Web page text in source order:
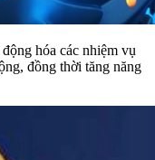
hóa các nhiệm vụ
đồng thời tăng năng